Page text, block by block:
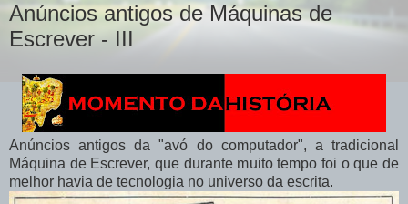
Anúncios antigos de Máquinas de
Escrever - III
Anúncios antigos da "avó do computador", a tradicional
Máquina de Escrever, que durante muito tempo foi o que de
melhor havia de tecnologia no universo da escrita.